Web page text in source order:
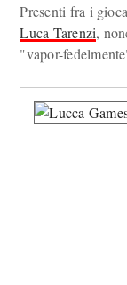
Presenti fra i
Luca Tarenzi,
"vapor-